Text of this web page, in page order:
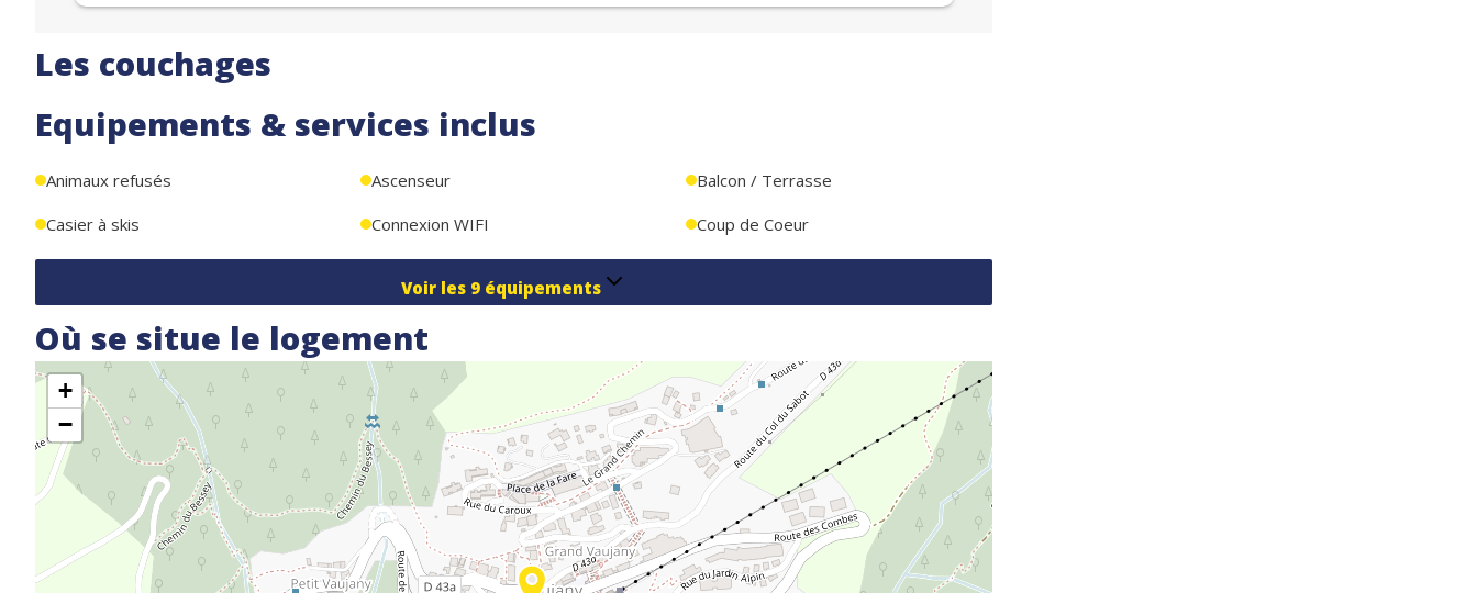
Parking privé en sous-sol avec accès direct par ascenseur, casier à skis personnel sécurisé
Les couchages
Equipements & services inclus
Animaux refusés Ascenseur
Balcon / Terrasse
Casier à skis
Connexion WIFI Coup de Coeur
Voir les 9 équipements
Où se situe le logement
+
−